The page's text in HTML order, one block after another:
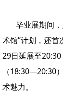
毕业展期间
术馆”计划，还首
29日延展至
（18:30—20:30
术魅力。